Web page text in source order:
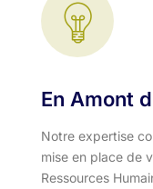
En Amont
Notre expertise
mise en place de
Ressources